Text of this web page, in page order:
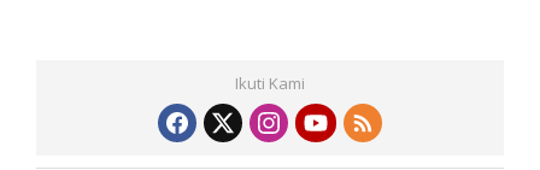
Ikuti Kami